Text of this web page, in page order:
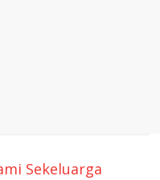
Sekeluarga